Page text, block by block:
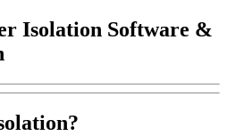
Isolation Software &